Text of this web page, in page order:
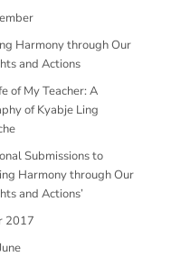
Harmony through Our
and Actions
of My Teacher: A
of Kyabje Ling
Submissions to
Harmony through Our
and Actions’
2017